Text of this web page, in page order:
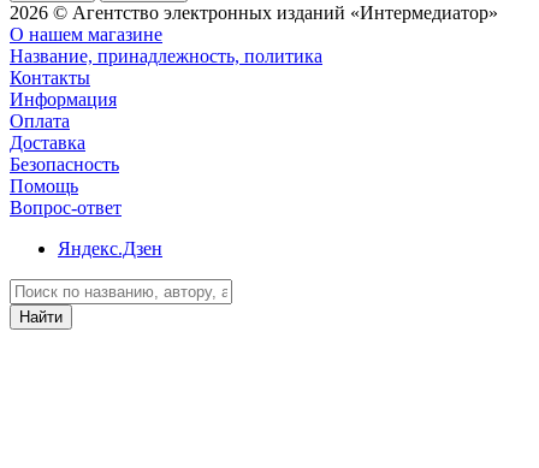
2026 © Агентство электронных изданий «Интермедиатор»
О нашем магазине
Название, принадлежность, политика
Контакты
Информация
Оплата
Доставка
Безопасность
Помощь
Вопрос-ответ
Яндекс.Дзен
Найти